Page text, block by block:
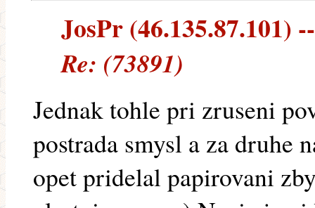
JosPr (46.135.87.101)
Re: (73891)
Jednak tohle pri zruseni
postrada smysl a za druhe
opet pridelal papirovani